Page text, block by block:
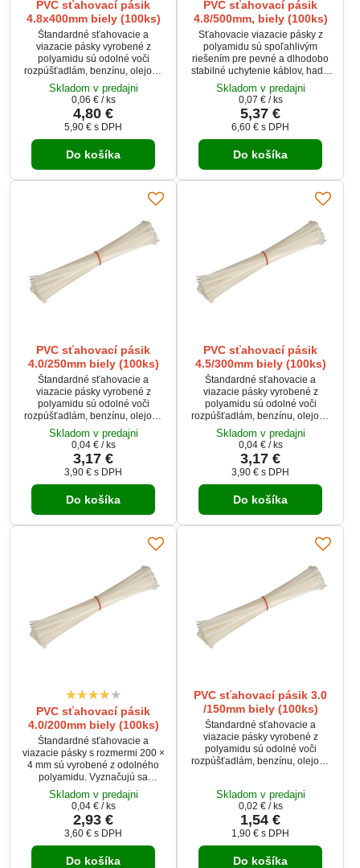
PVC sťahovací pásik
4.8x400mm biely (100ks)
Štandardné sťahovacie a
viazacie pásky vyrobené z
polyamidu sú odolné voči
rozpúšťadlám, benzínu, olejom,
slanej vode, plesniam a voči
riedeným organickým kyselinám.
Skladom v predajni
4,80 €
5,90 € s DPH
0,06 € / ks
Do košíka
PVC sťahovací pásik
4.8/500mm, biely (100ks)
Sťahovacie viazacie pásky z
polyamidu sú spoľahlivým
riešením pre pevné a dlhodobo
stabilné uchytenie káblov, hadíc
či konštrukčných prvkov.
Vyznačujú sa vysokou
odolnosťou voči chemikáliám,
olejom a poveternostným
vplyvom. Vďaka dĺžke 500 mm sú
vhodné aj pre väčšie zväzky.
Prinášajú pocit poriadku, istoty a
profesionálneho výsledku.
Skladom v predajni
5,37 €
6,60 € s DPH
0,07 € / ks
Do košíka
PVC sťahovací pásik
4.0/250mm biely (100ks)
Štandardné sťahovacie a
viazacie pásky vyrobené z
polyamidu sú odolné voči
rozpúšťadlám, benzínu, olejom,
slanej vode, plesniam a voči
riedeným organickým kyselinám.
Skladom v predajni
3,17 €
3,90 € s DPH
0,04 € / ks
Do košíka
PVC sťahovací pásik
4.5/300mm biely (100ks)
Štandardné sťahovacie a
viazacie pásky vyrobené z
polyamidu sú odolné voči
rozpúšťadlám, benzínu, olejom,
slanej vode, plesniam a voči
riedeným organickým kyselinám.
Skladom v predajni
3,17 €
3,90 € s DPH
0,04 € / ks
Do košíka
PVC sťahovací pásik
4.0/200mm biely (100ks)
Štandardné sťahovacie a
viazacie pásky s rozmermi 200 ×
4 mm sú vyrobené z odolného
polyamidu. Vyznačujú sa
vysokou odolnosťou voči
rozpúšťadlám, olejom, benzínu,
slanej vode, plesniam a
riedeným organickým kyselinám.
Vhodné na univerzálne použitie v
domácnosti, dielni aj priemysle.
Biele pásky sú dodávané v
Skladom v predajni
2,93 €
3,60 € s DPH
0,04 € / ks
Do košíka
PVC sťahovací pásik 3.0
/150mm biely (100ks)
Štandardné sťahovacie a
viazacie pásky vyrobené z
polyamidu sú odolné voči
rozpúšťadlám, benzínu, olejom,
Skladom v predajni
1,54 €
1,90 € s DPH
0,02 € / ks
Do košíka